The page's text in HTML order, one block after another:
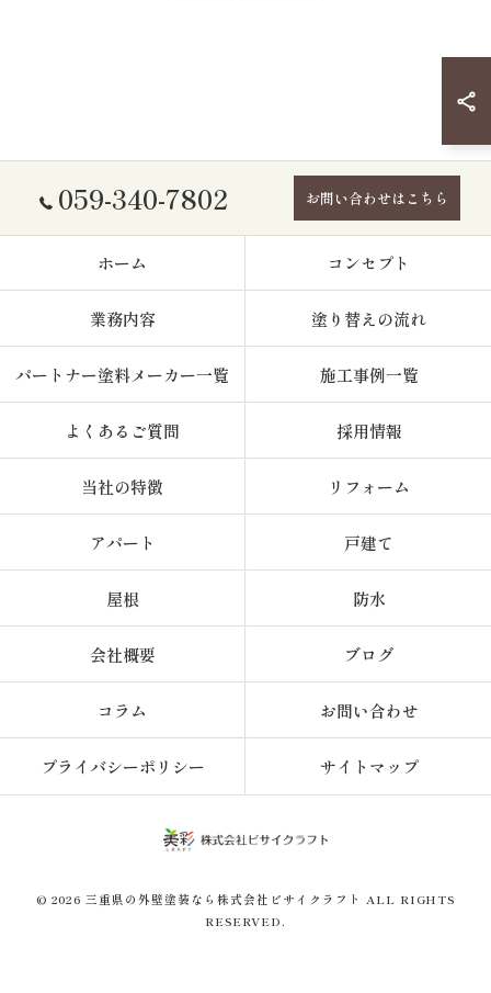
059-340-7802 お問い合わせはこちら
ホーム コンセプト
業務内容 塗り替えの流れ
パートナー塗料メーカー一覧 施工事例一覧
よくあるご質問 採用情報
当社の特徴 リフォーム
アパート 戸建て
屋根 防水
会社概要 ブログ
コラム お問い合わせ
プライバシーポリシー サイトマップ
© 2026 三重県の外壁塗装なら株式会社ビサイクラフト ALL RIGHTS
RESERVED.